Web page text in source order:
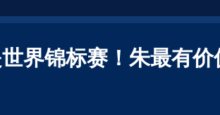
界锦标赛！朱最有